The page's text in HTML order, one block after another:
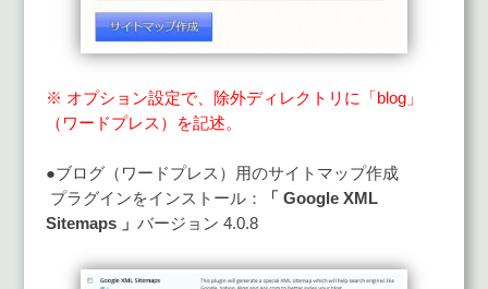
※ オプション設定で、除外ディレクトリに「blog」
（ワードプレス）を記述。
●ブログ（ワードプレス）用のサイトマップ作成
プラグインをインストール：
「 Google XML
Sitemaps 」 バージョン 4.0.8